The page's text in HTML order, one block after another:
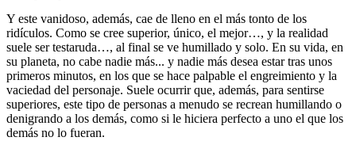
Y este vanidoso, además, cae de lleno en el más tonto de los
ridículos. Como se cree superior, único, el mejor…, y la realidad
suele ser testaruda…, al final se ve humillado y solo. En su vida, en
su planeta, no cabe nadie más... y nadie más desea estar tras unos
primeros minutos, en los que se hace palpable el engreimiento y la
vaciedad del personaje. Suele ocurrir que, además, para sentirse
superiores, este tipo de personas a menudo se recrean humillando o
denigrando a los demás, como si le hiciera perfecto a uno el que los
demás no lo fueran.